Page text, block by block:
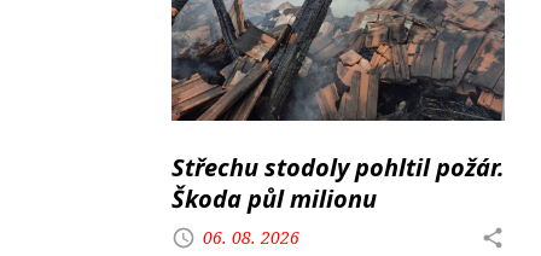
Střechu stodoly pohltil požár.
Škoda půl milionu
06. 08. 2026